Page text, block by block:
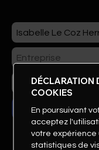
DÉCLARATION
COOKIES
En poursuivant
acceptez
votre
statistiques de